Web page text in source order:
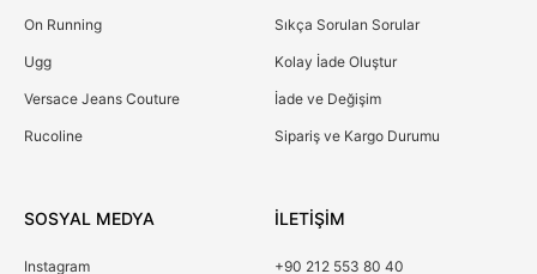
On Running
Ugg
Versace Jeans Couture
Rucoline
Sıkça Sorulan Sorular
Kolay İade Oluştur
İade ve Değişim
Sipariş ve Kargo Durumu
SOSYAL MEDYA
Instagram
İLETİŞİM
+90 212 553 80 40